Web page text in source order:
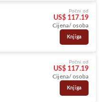
Počni od
US$ 117.19
Cijena/ osoba
Knjiga
Počni od
US$ 117.19
Cijena/ osoba
Knjiga